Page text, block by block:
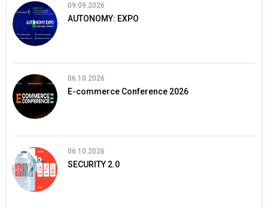
09.09.2026
AUTONOMY: EXPO
06.10.2026
E-commerce Conference 2026
06.10.2026
SECURITY 2.0